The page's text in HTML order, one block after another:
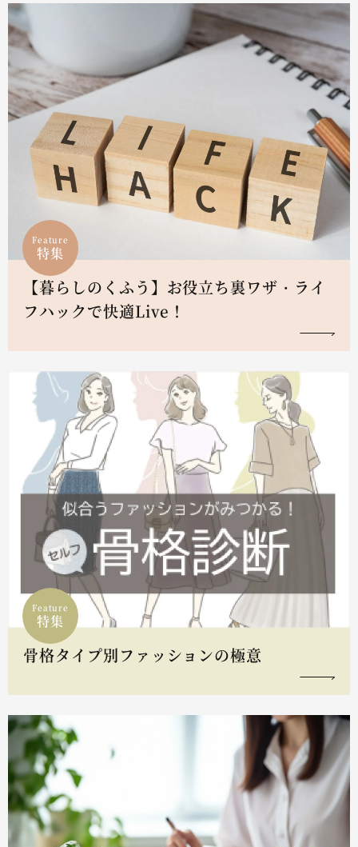
Feature
特集
【暮らしのくふう】お役立ち裏ワザ・ライ
フハックで快適Live！
Feature
特集
骨格タイプ別ファッションの極意